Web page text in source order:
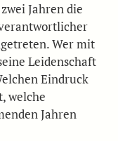
Jahren die
Wer mit
Leidenschaft
Eindruck
welche
Jahren